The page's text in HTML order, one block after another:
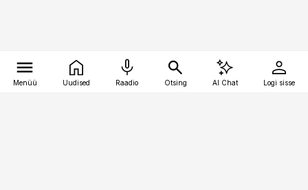
Menüü Uudised Raadio Otsing AI Chat Logi sisse